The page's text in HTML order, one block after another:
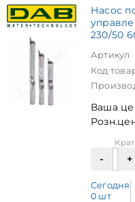
Насос
230/50
Артикул
Код
Ваша
Сегодня
0 шт